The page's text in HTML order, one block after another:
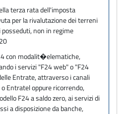
terza rata dell'imposta
per la rivalutazione dei terreni
non in regime
con modalit�elematiche,
i servizi "F24 web" o "F24
Entrate, attraverso i canali
Entratel oppure ricorrendo,
F24 a saldo zero, ai servizi di
a disposizione da banche,